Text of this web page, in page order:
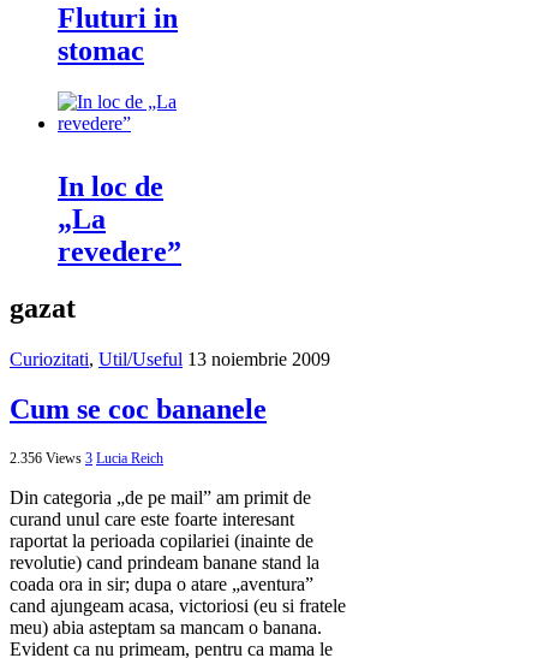
Fluturi in
stomac
In loc de
„La
revedere”
gazat
Curiozitati, Util/Useful 13 noiembrie 2009
Cum se coc bananele
2.356 Views 3 Lucia Reich
Din categoria „de pe mail” am primit de
curand unul care este foarte interesant
raportat la perioada copilariei (inainte de
revolutie) cand prindeam banane stand la
coada ora in sir; dupa o atare „aventura”
cand ajungeam acasa, victoriosi (eu si fratele
meu) abia asteptam sa mancam o banana.
Evident ca nu primeam, pentru ca mama le